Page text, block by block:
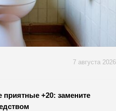
7 августа 2026
+20: замените